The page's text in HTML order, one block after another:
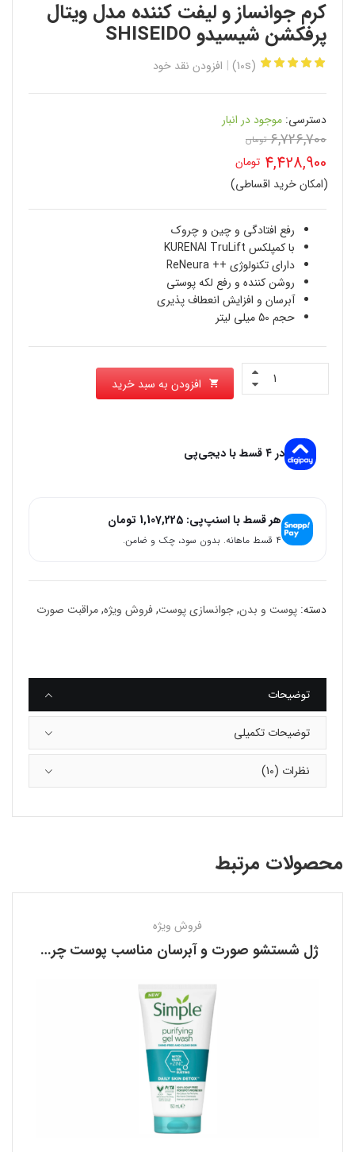
کرم جوانساز و لیفت کننده مدل ویتال
پرفکشن شیسیدو SHISEIDO
(10s) افزودن نقد خود
دسترسی: موجود در انبار
6,726,700 تومان
اصلی
6,726,700 تومان
بود.
4,428,900 تومان
قیمت
فعلی
4,428,900 تومان
است.
(امکان خرید اقساطی)
رفع افتادگی و چین و چروک
با کمپلکس KURENAI TruLift
دارای تکنولوژی ++ ReNeura
روشن کننده و رفع لکه پوستی
آبرسان و افزایش انعطاف پذیری
حجم 50 میلی لیتر
افزودن به سبد خرید
در ۴ قسط با دیجی‌پی
هر قسط با اسنپ‌پی: 1,107,225 تومان
۴ قسط ماهانه. بدون سود، چک و ضامن.
دسته: پوست و بدن,جوانسازی پوست,فروش ویژه,مراقبت صورت
توضیحات
توضیحات تکمیلی
نظرات (10)
محصولات مرتبط
فروش ویژه
ژل شستشو صورت و آبرسان مناسب پوست چرب سیمپل SIMPLE